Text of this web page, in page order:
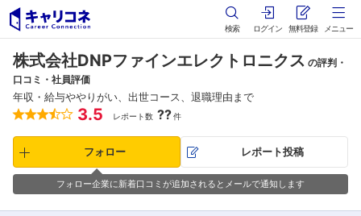
検索 ログイン 無料登録 メニュー
株式会社DNPファインエレクトロニクス の評判・
口コミ・社員評価
年収・給与ややりがい、出世コース、退職理由まで
3.5 レポート数 ??件
フォロー レポート投稿
フォロー企業に新着口コミが追加されるとメールで通知します